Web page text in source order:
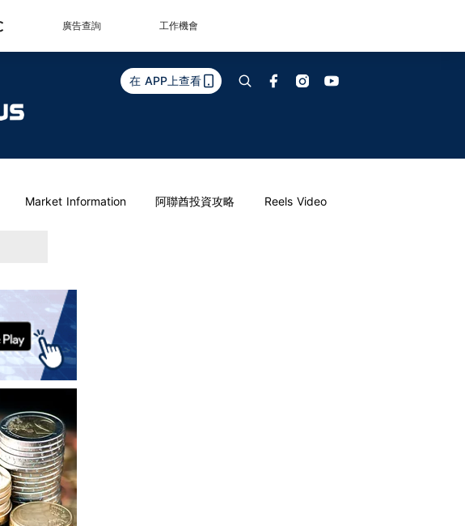
廣告查詢 工作機會
在 APP上查看
Market Information 阿聯酋投資攻略 Reels Video